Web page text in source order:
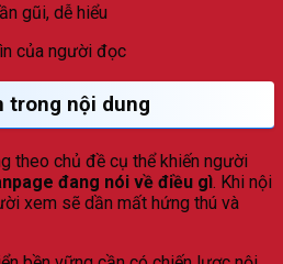
gũi, dễ hiểu
của người đọc
trong nội dung
theo chủ đề cụ thể khiến người
đang nói về điều gì. Khi nội
xem sẽ dần mất hứng thú và